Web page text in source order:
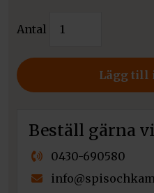
Antal
Saga
Lägg till
Beställ gärna
0430-690580